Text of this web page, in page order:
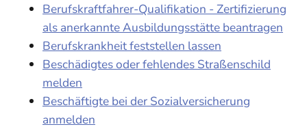
Berufskraftfahrer-Qualifikation - Zertifizierung
als anerkannte Ausbildungsstätte beantragen
Berufskrankheit feststellen lassen
Beschädigtes oder fehlendes Straßenschild
melden
Beschäftigte bei der Sozialversicherung
anmelden